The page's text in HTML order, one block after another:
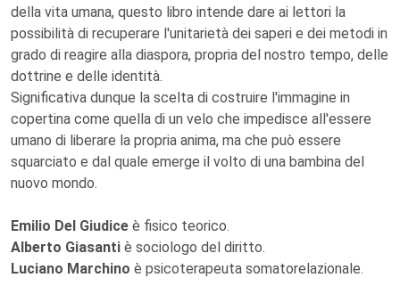
della vita umana, questo libro intende dare ai lettori la
possibilità di recuperare l'unitarietà dei saperi e dei metodi in
grado di reagire alla diaspora, propria del nostro tempo, delle
dottrine e delle identità.
Significativa dunque la scelta di costruire l'immagine in
copertina come quella di un velo che impedisce all'essere
umano di liberare la propria anima, ma che può essere
squarciato e dal quale emerge il volto di una bambina del
nuovo mondo.
Emilio Del Giudice è fisico teorico.
Alberto Giasanti è sociologo del diritto.
Luciano Marchino è psicoterapeuta somatorelazionale.